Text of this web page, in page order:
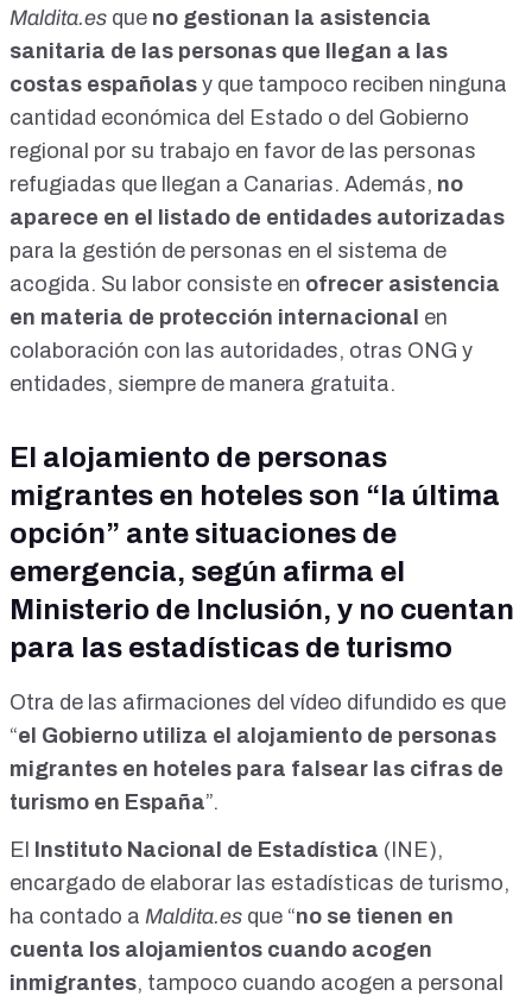
Maldita.es que no gestionan la asistencia
sanitaria de las personas que llegan a las
costas españolas y que tampoco reciben ninguna
cantidad económica del Estado o del Gobierno
regional por su trabajo en favor de las personas
refugiadas que llegan a Canarias. Además, no
aparece en el listado de entidades autorizadas
para la gestión de personas en el sistema de
acogida. Su labor consiste en ofrecer asistencia
en materia de protección internacional en
colaboración con las autoridades, otras ONG y
entidades, siempre de manera gratuita.
El alojamiento de personas
migrantes en hoteles son “la última
opción” ante situaciones de
emergencia, según afirma el
Ministerio de Inclusión, y no cuentan
para las estadísticas de turismo
Otra de las afirmaciones del vídeo difundido es que
“el Gobierno utiliza el alojamiento de personas
migrantes en hoteles para falsear las cifras de
turismo en España”.
El Instituto Nacional de Estadística (INE),
encargado de elaborar las estadísticas de turismo,
ha contado a Maldita.es que “no se tienen en
cuenta los alojamientos cuando acogen
inmigrantes, tampoco cuando acogen a personal